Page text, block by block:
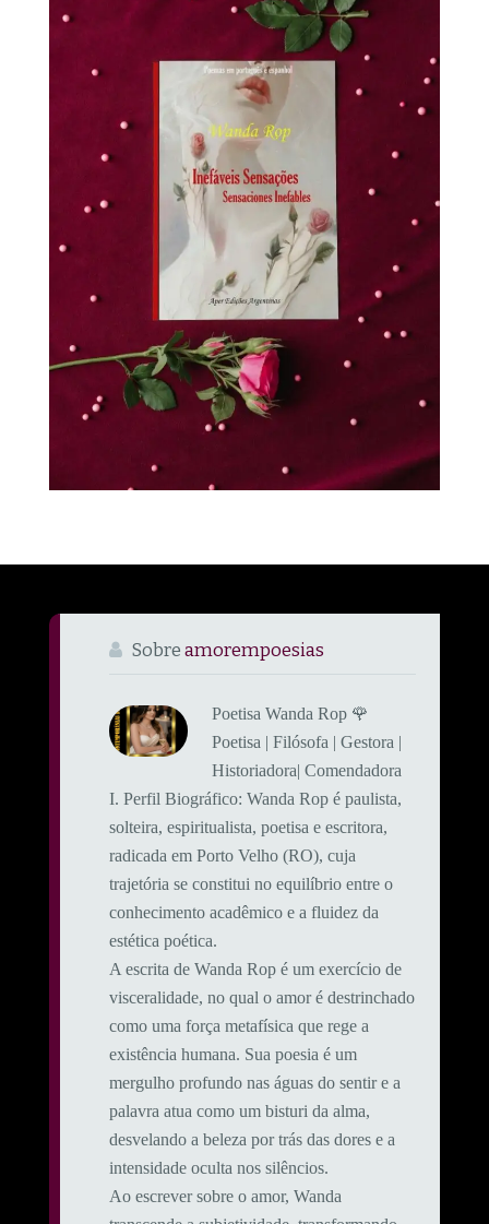
Sobre amorempoesias
Poetisa Wanda Rop 🌹
Poetisa | Filósofa | Gestora |
Historiadora| Comendadora
​I. Perfil Biográfico: ​Wanda Rop é paulista,
solteira, espiritualista, poetisa e escritora,
radicada em Porto Velho (RO), cuja
trajetória se constitui no equilíbrio entre o
conhecimento acadêmico e a fluidez da
estética poética.
A escrita de Wanda Rop é um exercício de
visceralidade, no qual o amor é destrinchado
como uma força metafísica que rege a
existência humana. Sua poesia é um
mergulho profundo nas águas do sentir e a
palavra atua como um bisturi da alma,
desvelando a beleza por trás das dores e a
intensidade oculta nos silêncios.
Ao escrever sobre o amor, Wanda